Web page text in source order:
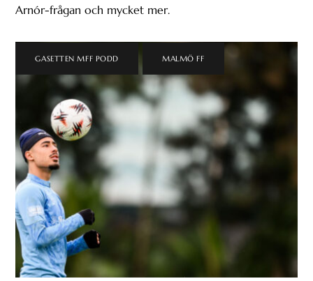
Arnór-frågan och mycket mer.
GASETTEN MFF PODD MALMÖ FF